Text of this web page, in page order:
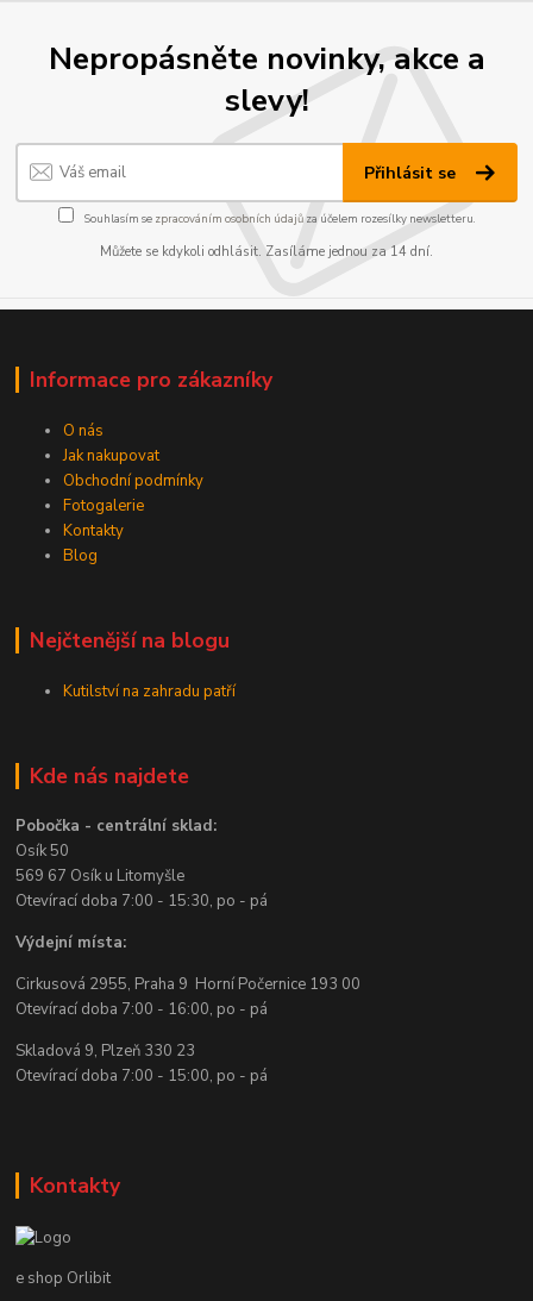
Nepropásněte novinky, akce a
slevy!
Přihlásit se
Souhlasím se zpracováním osobních údajůza účelem rozesílky newsletteru.
Můžete se kdykoli odhlásit. Zasíláme jednou za 14 dní.
Informace pro zákazníky
O nás
Jak nakupovat
Obchodní podmínky
Fotogalerie
Kontakty
Blog
Nejčtenější na blogu
Kutilství na zahradu patří
Kde nás najdete
Pobočka - centrální sklad:
Osík 50
569 67 Osík u Litomyšle
Otevírací doba 7:00 - 15:30, po - pá
Výdejní místa:
Cirkusová 2955, Praha 9 Horní Počernice 193 00
Otevírací doba 7:00 - 16:00, po - pá
Skladová 9, Plzeň 330 23
Otevírací doba 7:00 - 15:00, po - pá
Kontakty
e shop Orlibit